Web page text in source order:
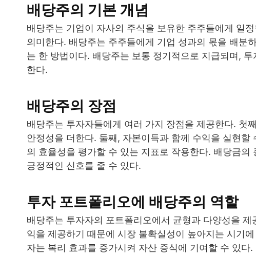
배당주의 기본 개념
배당주는 기업이 자사의 주식을 보유한 주주들에게 일
의미한다. 배당주는 주주들에게 기업 성과의 몫을 배분
는 한 방법이다. 배당주는 보통 정기적으로 지급되며,
한다.
배당주의 장점
배당주는 투자자들에게 여러 가지 장점을 제공한다. 첫
안정성을 더한다. 둘째, 자본이득과 함께 수익을 실현
의 효율성을 평가할 수 있는 지표로 작용한다. 배당금
긍정적인 신호를 줄 수 있다.
투자 포트폴리오에 배당주의 역할
배당주는 투자자의 포트폴리오에서 균형과 다양성을
익을 제공하기 때문에 시장 불확실성이 높아지는 시기
자는 복리 효과를 증가시켜 자산 증식에 기여할 수 있다.